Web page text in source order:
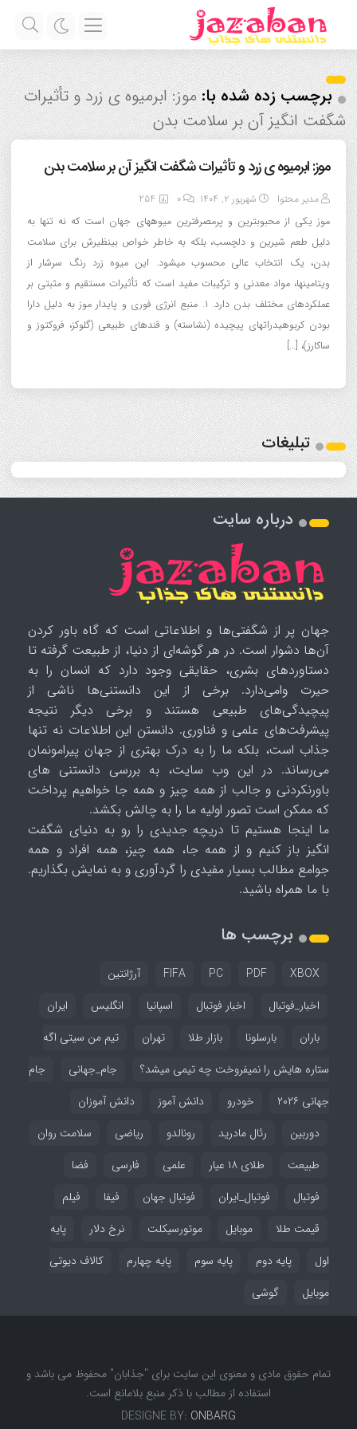
برچسب زده شده با:موز: ابرمیوه ی زرد و تأثیرات
شگفت انگیز آن بر سلامت بدن
موز: ابرمیوه ی زرد و تأثیرات شگفت انگیز آن بر سلامت بدن
مدیر محتوا شهریور ۲, ۱۴۰۴ 0
254
موز یکی از محبوبترین و پرمصرفترین میوههای جهان است که نه تنها به
دلیل طعم شیرین و دلچسب، بلکه به خاطر خواص بینظیرش برای سلامت
بدن، یک انتخاب عالی محسوب میشود. این میوه زرد رنگ سرشار از
ویتامینها، مواد معدنی و ترکیبات مفید است که تأثیرات مستقیم و مثبتی بر
عملکردهای مختلف بدن دارد. ۱. منبع انرژی فوری و پایدار موز به دلیل دارا
بودن کربوهیدراتهای پیچیده (نشاسته) و قندهای طبیعی (گلوکز، فروکتوز و
ساکارز)، […]
تبلیغات
درباره سایت
جهان پر از شگفتی‌ها و اطلاعاتی است که گاه باور کردن
آن‌ها دشوار است. در هر گوشه‌ای از دنیا، از طبیعت گرفته تا
دستاوردهای بشری، حقایقی وجود دارد که انسان را به
حیرت وامی‌دارد. برخی از این دانستنی‌ها ناشی از
پیچیدگی‌های طبیعی هستند و برخی دیگر نتیجه
پیشرفت‌های علمی و فناوری. دانستن این اطلاعات نه تنها
جذاب است، بلکه ما را به درک بهتری از جهان پیرامونمان
می‌رساند. در این وب سایت، به بررسی دانستنی های
باورنکردنی و جالب از همه چیز و همه جا خواهیم پرداخت
که ممکن است تصور اولیه ما را به چالش بکشد.
ما اینجا هستیم تا دریچه جدیدی را رو به دنیای شگفت
انگیز باز کنیم و از همه جا، همه چیز، همه افراد و همه
جوامع مطالب بسیار مفیدی را گردآوری و به نمایش بگذاریم.
با ما همراه باشید.
برچسب ها
FIFA PC PDF XBOX
آرژانتین
اخبار_فوتبال
اخبار فوتبال اسپانیا انگلیس
ایران
باران
بارسلونا بازار طلا تهران
تیم من سیتی اگه
ستاره هایش را نمیفروخت چه تیمی میشد؟
جام_جهانی
جام
جهانی ۲۰۲۶
خودرو دانش آموز
دانش آموزان
دوربین
رئال مادرید رونالدو ریاضی
سلامت روان
طبیعت
طلای ۱۸ عیار علمی فارسی
فضا
فوتبال
فوتبال_ایران فوتبال جهان فیفا
فیلم
قیمت طلا
موبایل موتورسیکلت نرخ دلار
پایه
اول
پایه دوم پایه سوم پایه چهارم
کالاف دیوتی
موبایل
گوشی
تمام حقوق مادی و معنوی این سایت برای "جذابان" محفوظ می باشد و
استفاده از مطالب با ذکر منبع بلامانع است.
DESIGNE BY: ONBARG